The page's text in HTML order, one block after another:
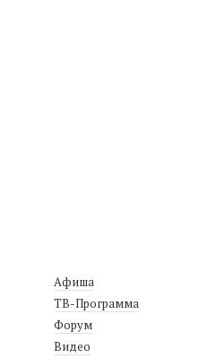
Афиша
ТВ-Программа
Форум
Видео